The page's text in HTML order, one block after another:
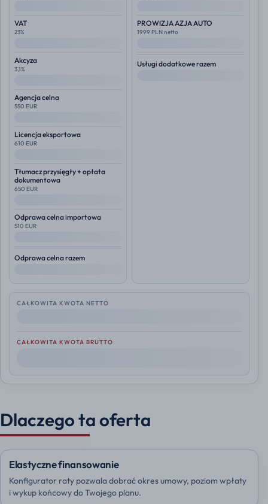
VAT
23%
Akcyza
3,1%
Agencja celna
550 EUR
Licencja eksportowa
610 EUR
Tłumacz przysięgły + opłata
dokumentowa
650 EUR
Odprawa celna importowa
510 EUR
Odprawa celna razem
PROWIZJA AZJA AUTO
1999 PLN netto
Usługi dodatkowe razem
CAŁKOWITA KWOTA NETTO
CAŁKOWITA KWOTA BRUTTO
Dlaczego ta oferta
Elastyczne finansowanie
Konfigurator raty pozwala dobrać okres umowy, poziom wpłaty
i wykup końcowy do Twojego planu.